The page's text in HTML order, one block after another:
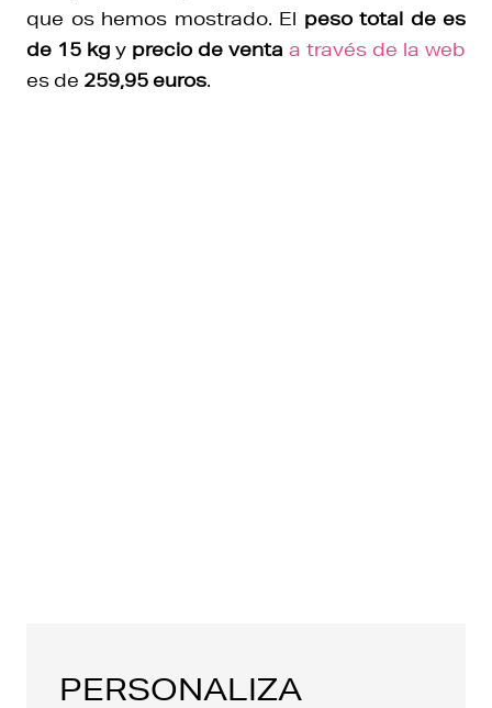
que os hemos mostrado. El peso total de es
de 15 kg y precio de venta a través de la web
es de 259,95 euros.
PERSONALIZA